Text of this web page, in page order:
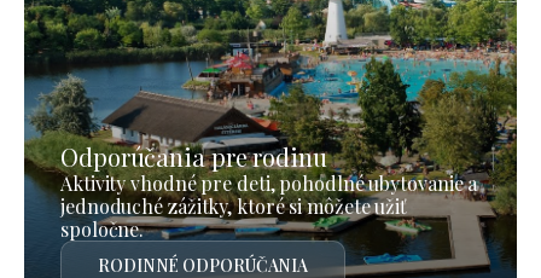
Odporúčania pre rodinu
Aktivity vhodné pre deti, pohodlné ubytovanie a
jednoduché zážitky, ktoré si môžete užiť
spoločne.
RODINNÉ ODPORÚČANIA